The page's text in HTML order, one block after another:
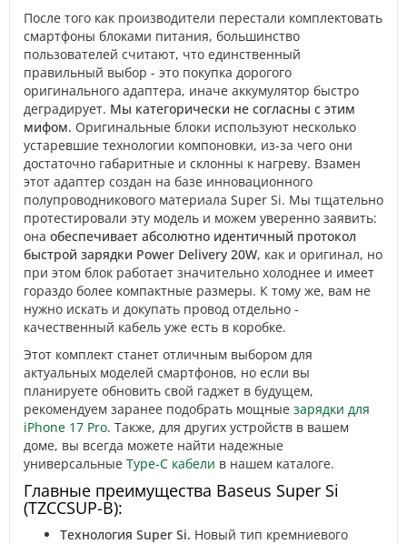
После того как производители перестали комплектовать
смартфоны блоками питания, большинство
пользователей считают, что единственный
правильный выбор - это покупка дорогого
оригинального адаптера, иначе аккумулятор быстро
деградирует. Мы категорически не согласны с этим
мифом. Оригинальные блоки используют несколько
устаревшие технологии компоновки, из-за чего они
достаточно габаритные и склонны к нагреву. Взамен
этот адаптер создан на базе инновационного
полупроводникового материала Super Si. Мы тщательно
протестировали эту модель и можем уверенно заявить:
она обеспечивает абсолютно идентичный протокол
быстрой зарядки Power Delivery 20W, как и оригинал, но
при этом блок работает значительно холоднее и имеет
гораздо более компактные размеры. К тому же, вам не
нужно искать и докупать провод отдельно -
качественный кабель уже есть в коробке.
Этот комплект станет отличным выбором для
актуальных моделей смартфонов, но если вы
планируете обновить свой гаджет в будущем,
рекомендуем заранее подобрать мощные зарядки для
iPhone 17 Pro. Также, для других устройств в вашем
доме, вы всегда можете найти надежные
универсальные Type-C кабели в нашем каталоге.
Главные преимущества Baseus Super Si
(TZCCSUP-B):
Технология Super Si. Новый тип кремниевого